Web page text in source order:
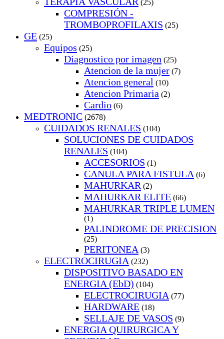
(25)
COMPRESIÓN -
TROMBOPROFILAXIS (25)
GE (25)
Equipos (25)
Diagnostico por imagen (25)
Atencion de la mujer (7)
Atencion general (10)
Atencion Primaria (2)
Cardio (6)
MEDTRONIC (2678)
CUIDADOS RENALES (104)
SOLUCIONES DE CUIDADOS
RENALES (104)
ACCESORIOS (1)
CANULA PARA FISTULA (6)
MAHURKAR (2)
MAHURKAR ELITE (66)
MAHURKAR TRIPLE LUMEN
(1)
PALINDROME DE PRECISION
(25)
PERITONEA (3)
ELECTROCIRUGIA (232)
DISPOSITIVO BASADO EN
ENERGIA (EbD) (104)
ELECTROCIRUGIA (77)
HARDWARE (18)
SELLAJE DE VASOS (9)
ENERGIA QUIRURGICA Y